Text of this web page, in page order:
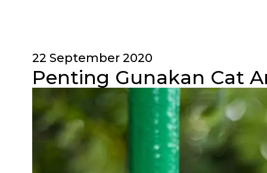
Sertifikasi
22 September 2020
Penting Gunakan Cat